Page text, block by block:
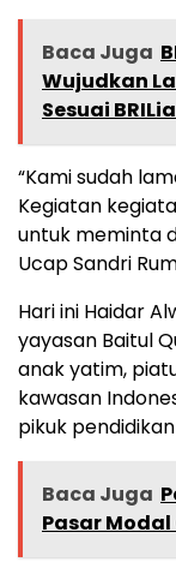
Baca Juga
Wujudkan
Sesuai
“Kami sudah
Kegiatan
untuk meminta
Ucap Sandri
Hari ini Haidar
yayasan Baitul
anak yatim,
kawasan
pikuk
Baca Juga
Pasar Modal